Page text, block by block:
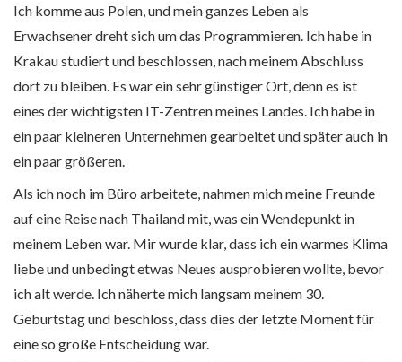
Ich komme aus Polen, und mein ganzes Leben als
Erwachsener dreht sich um das Programmieren. Ich habe in
Krakau studiert und beschlossen, nach meinem Abschluss
dort zu bleiben. Es war ein sehr günstiger Ort, denn es ist
eines der wichtigsten IT-Zentren meines Landes. Ich habe in
ein paar kleineren Unternehmen gearbeitet und später auch in
ein paar größeren.
Als ich noch im Büro arbeitete, nahmen mich meine Freunde
auf eine Reise nach Thailand mit, was ein Wendepunkt in
meinem Leben war. Mir wurde klar, dass ich ein warmes Klima
liebe und unbedingt etwas Neues ausprobieren wollte, bevor
ich alt werde. Ich näherte mich langsam meinem 30.
Geburtstag und beschloss, dass dies der letzte Moment für
eine so große Entscheidung war.